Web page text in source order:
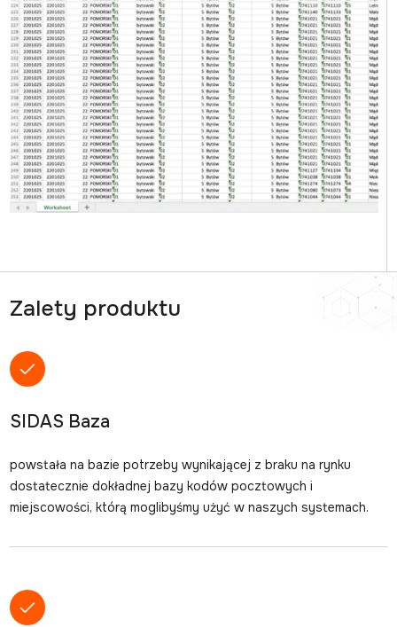
Zalety produktu
SIDAS Baza
powstała na bazie potrzeby wynikającej z braku na rynku
dostatecznie dokładnej bazy kodów pocztowych i
miejscowości, którą moglibyśmy użyć w naszych systemach.